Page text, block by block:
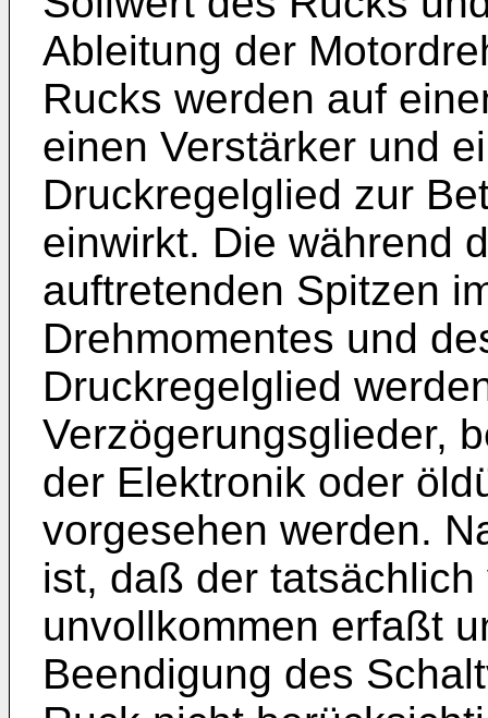
Ableitung der
Rucks werden auf
einen Verstärker und
Druckregelglied zur
einwirkt. Die während
auftretenden Spitzen
Drehmomentes und
Druckregelglied
Verzögerungsglieder,
der Elektronik oder
vorgesehen werden.
ist, daß der
unvollkommen erfaßt
Beendigung des